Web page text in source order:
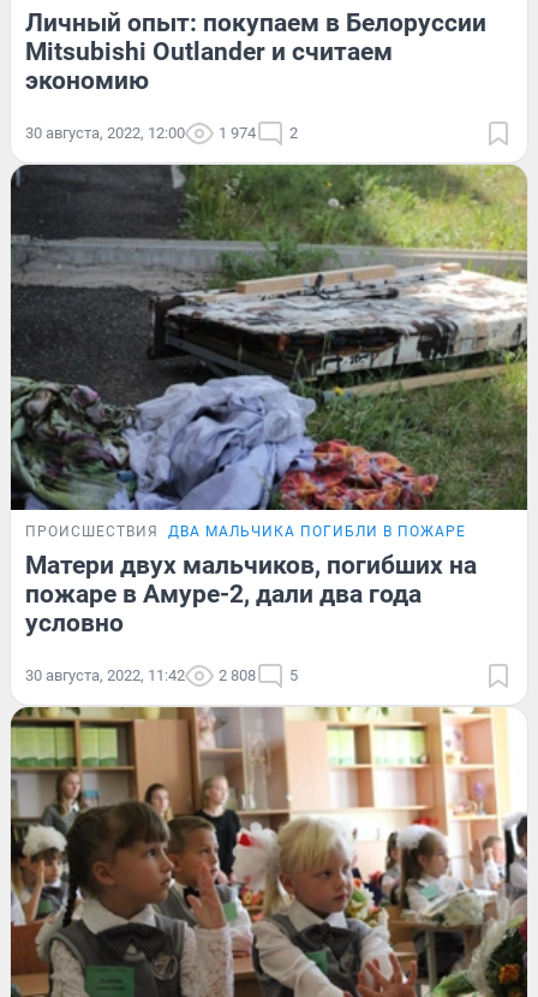
Личный опыт: покупаем в Белоруссии
Mitsubishi Outlander и считаем
экономию
30 августа, 2022, 12:00 1 974 2
ПРОИСШЕСТВИЯ ДВА МАЛЬЧИКА ПОГИБЛИ В ПОЖАРЕ
Матери двух мальчиков, погибших на
пожаре в Амуре-2, дали два года
условно
30 августа, 2022, 11:42 2 808 5